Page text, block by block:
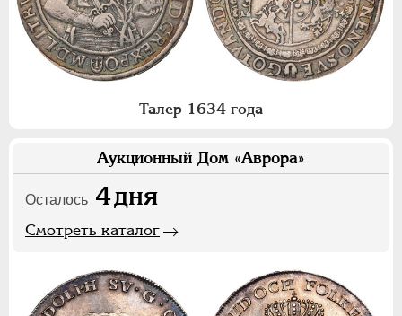
Талер 1634 года
Аукционный Дом «Аврора»
Осталось 4дня
Смотреть каталог